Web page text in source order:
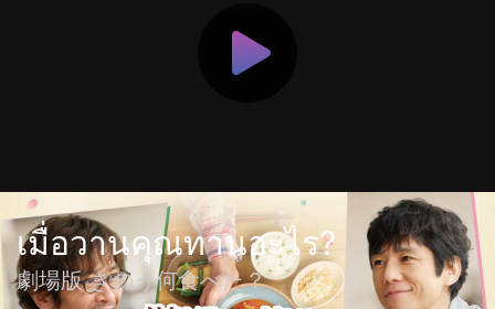
เมื่อวานคุณทานอะไร?
劇場版 きのう何食べた？